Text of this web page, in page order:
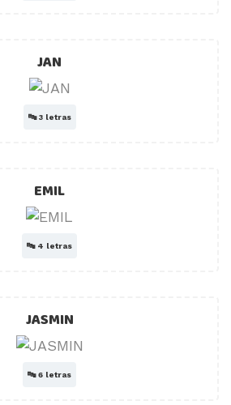
JAN
🔤3 letras
EMIL
🔤 4 letras
JASMIN
🔤6 letras